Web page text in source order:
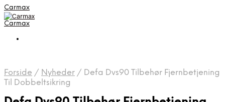
Carmax
Carmax
Forside / Nyheder / Defa Dvs90 Tilbehør Fjernbetjening
Til Dobbeltsikring